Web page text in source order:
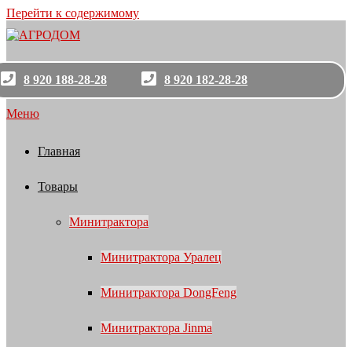
Перейти к содержимому
8 920 188-28-28 8 920 182-28-28
Меню
Главная
Товары
Минитрактора
Минитрактора Уралец
Минитрактора DongFeng
Минитрактора Jinma